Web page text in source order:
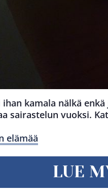
kamala nälkä
sairastelun vuoksi.
elämää
LUE